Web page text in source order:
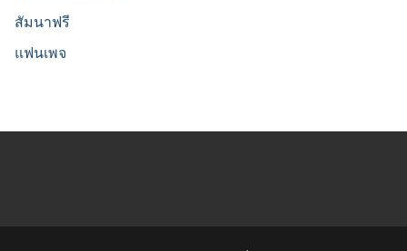
สัมนาฟรี
แฟนเพจ